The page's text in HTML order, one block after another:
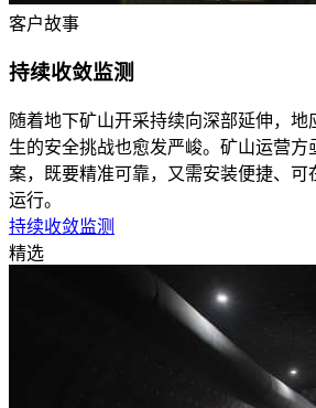
客户故事
持续收敛监测
随着地下矿山开采持续向深部延伸，地
生的安全挑战也愈发严峻。矿山运营方
案，既要精准可靠，又需安装便捷、可
运行。
持续收敛监测
精选